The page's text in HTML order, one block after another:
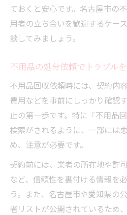
ておくと安心です。名古屋市の
用者の立ち合いを歓迎するケー
談してみましょう。
不用品の処分依頼でトラブル
不用品回収依頼時には、契約内
費用などを事前にしっかり確認
止の第一歩です。特に「不用品
検索がされるように、一部には
め、注意が必要です。
契約前には、業者の所在地や許
など、信頼性を裏付ける情報を
う。また、名古屋市や愛知県の
者リストが公開されているため